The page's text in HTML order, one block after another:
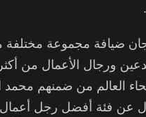
ضيافة مجموعة مختلفة
العالم من ضمنهم محمد